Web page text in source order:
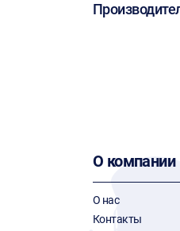
О компании
О нас
Контакты